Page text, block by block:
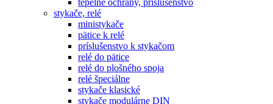
tepelne ochrany, príslušenstvo
stykače, relé
ministykače
pätice k relé
príslušenstvo k stykačom
relé do pätice
relé do plošného spoja
relé špeciálne
stykače klasické
stykače modulárne DIN